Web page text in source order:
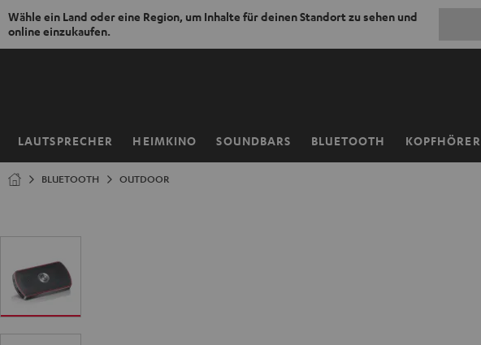
Wähle ein Land oder eine Region, um Inhalte für deinen Standort zu sehen und
online einzukaufen.
ZUM
LAUTSPRECHER HEIMKINO SOUNDBARS BLUETOOTH KOPFHÖRER
Startseite
BLUETOOTH OUTDOOR